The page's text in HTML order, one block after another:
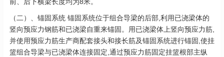
前、后下横梁长度均为8米。
（二）、锚固系统 锚固系统位于组合导梁的后部,利用已浇梁体的
竖向预应力钢筋和已浇梁自重来锚固。用已浇梁体上竖向预应力筋,
并使用预应力筋生产商配套接头和接长筋及锚固系统进行锚固,使挂
篮组合导梁与已浇梁体连接固定,通过预应力筋固定挂篮根部主纵